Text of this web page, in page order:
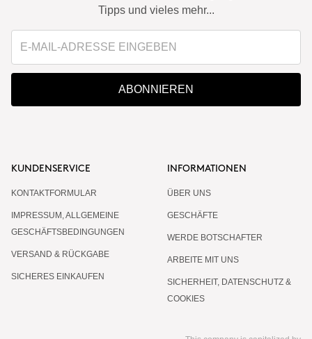
Tipps und vieles mehr...
ABONNIEREN
KUNDENSERVICE
KONTAKTFORMULAR
IMPRESSUM, ALLGEMEINE
GESCHÄFTSBEDINGUNGEN
VERSAND & RÜCKGABE
SICHERES EINKAUFEN
INFORMATIONEN
ÜBER UNS
GESCHÄFTE
WERDE BOTSCHAFTER
ARBEITE MIT UNS
SICHERHEIT, DATENSCHUTZ &
COOKIES